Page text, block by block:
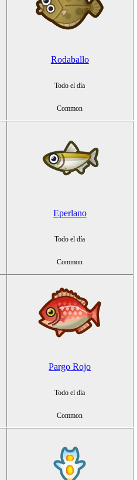
Rodaballo
Todo el día
Common
Eperlano
Todo el día
Common
Pargo Rojo
Todo el día
Common